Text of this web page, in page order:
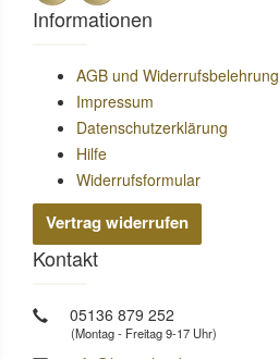
Informationen
AGB und Widerrufsbelehrung
Impressum
Datenschutzerklärung
Hilfe
Widerrufsformular
Vertrag widerrufen
Kontakt
05136 879 252
(Montag - Freitag 9-17 Uhr)